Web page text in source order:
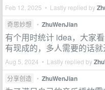
Feb 12, 2025 • Lastly replied by
奇思妙想 • ZhuWenJian
有个用时统计 idea，大家
有现成的，多人需要的话就
Aug 5, 2024 • Lastly replied by
分享创造 • ZhuWenJian